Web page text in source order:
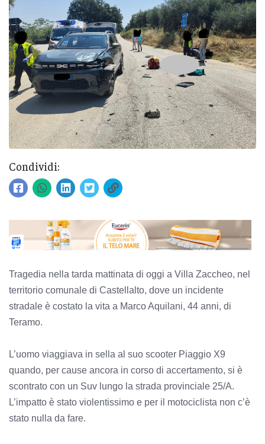
Condividi:
Tragedia nella tarda mattinata di oggi a Villa Zaccheo, nel
territorio comunale di Castellalto, dove un incidente
stradale è costato la vita a Marco Aquilani, 44 anni, di
Teramo.
L’uomo viaggiava in sella al suo scooter Piaggio X9
quando, per cause ancora in corso di accertamento, si è
scontrato con un Suv lungo la strada provinciale 25/A.
L’impatto è stato violentissimo e per il motociclista non c’è
stato nulla da fare.